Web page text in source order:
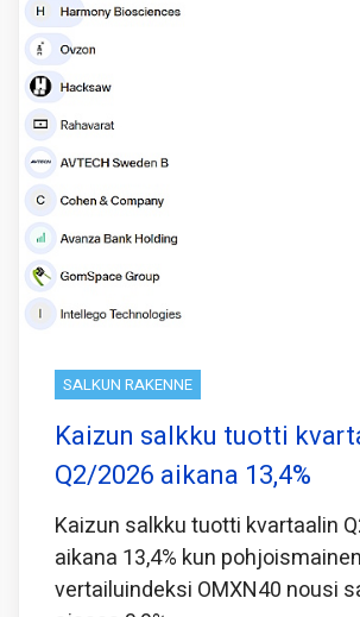
SALKUN RAKENNE
Kaizun salkku tuotti
Q2/2026 aikana 13,4%
Kaizun salkku tuotti kvartaalin
aikana 13,4% kun pohjoismainen
vertailuindeksi OMXN40 nousi